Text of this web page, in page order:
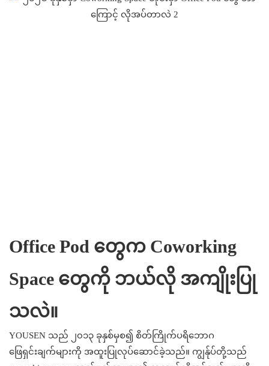
Office Pod တွေက Coworking
Space တွေကို ဘယ်လို အကျိုးပြု
သလဲ။
YOUSEN သည် ၂၀၁၃ ခုနှစ်မှစ၍ စိတ်ကြိုက်ပရိဘောဂ
ဖြေရှင်းချက်များကို အထူးပြုလုပ်ဆောင်ခဲ့သည်။ ကျွန်ုပ်တို့သည်